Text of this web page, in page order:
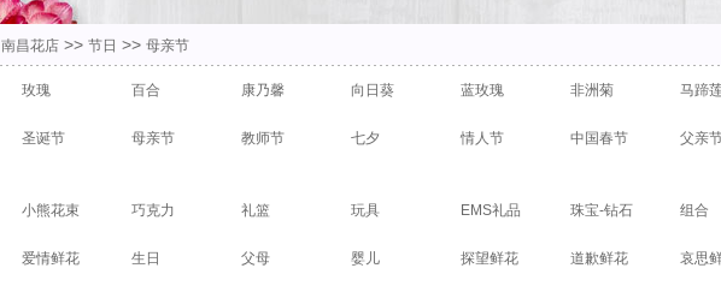
南昌花店 >> 节日 >> 母亲节
玫瑰 百合 康乃馨 向日葵 蓝玫瑰 非洲菊 马蹄
圣诞节 母亲节 教师节 七夕 情人节 中国春节 父亲
小熊花束 巧克力 礼篮 玩具 EMS礼品 珠宝-钻石 组合
爱情鲜花 生日 父母 婴儿 探望鲜花 道歉鲜花 哀思